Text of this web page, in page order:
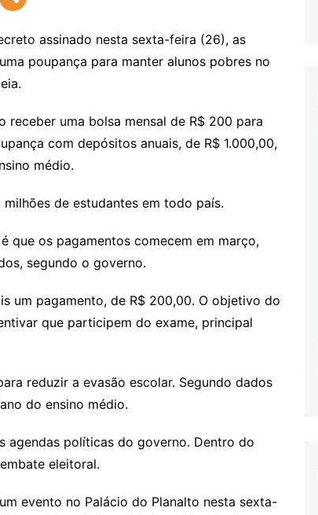
assinado nesta sexta-feira (26), as
poupança para manter alunos pobres no
receber uma bolsa mensal de R$ 200 para
com depósitos anuais, de R$ 1.000,00,
médio.
de estudantes em todo país.
que os pagamentos comecem em março,
segundo o governo.
um pagamento, de R$ 200,00. O objetivo do
que participem do exame, principal
reduzir a evasão escolar. Segundo dados
do ensino médio.
agendas políticas do governo. Dentro do
eleitoral.
evento no Palácio do Planalto nesta sexta-